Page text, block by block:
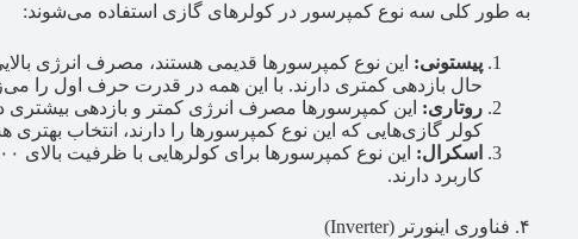
به طور کلی سه نوع کمپرسور در کولرهای گازی استفاده می‌شوند:
پیستونی: این نوع کمپرسورها قدیمی هستند، مصرف انرژی
حال بازدهی کمتری دارند. با این همه در قدرت حرف اول را
روتاری: این کمپرسورها مصرف انرژی کمتر و بازدهی
کولر گازی‌هایی که این نوع کمپرسورها را دارند، انتخاب بهتری
اسکرال:
کاربرد دارند.
۴. فناوری اینورتر (Inverter)